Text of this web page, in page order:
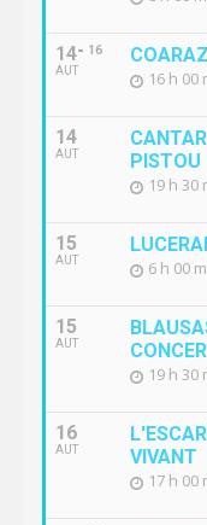
14
AUT
16
16 h 00
14
AUT
PISTOU
19 h 30
15
AUT 6 h 00
15
AUT
19 h 30
16
AUT
VIVANT
17 h 00